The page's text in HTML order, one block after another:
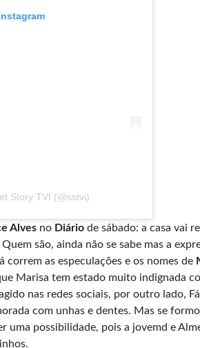
Story TVI (@sstvi)
Alvesno Diáriode sábado: a casa vai
Quem são, ainda não se sabe mas a
as especulações e os nomes de
Marisa tem estado muito indignada
nas redes sociais, por outro lado,
com unhas e dentes. Mas se
uma possibilidade, pois a jovemd e